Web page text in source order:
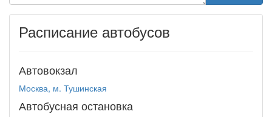
Расписание автобусов
Автовокзал
Москва, м. Тушинская
Автобусная остановка